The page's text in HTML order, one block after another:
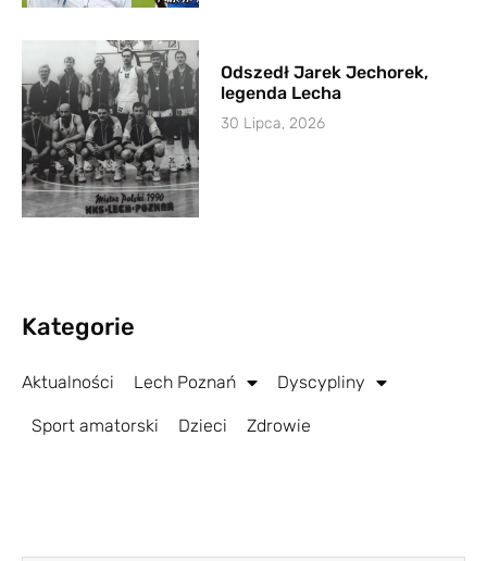
Odszedł Jarek Jechorek,
legenda Lecha
30 Lipca, 2026
Kategorie
Aktualności Lech Poznań Dyscypliny
Sport amatorski Dzieci Zdrowie